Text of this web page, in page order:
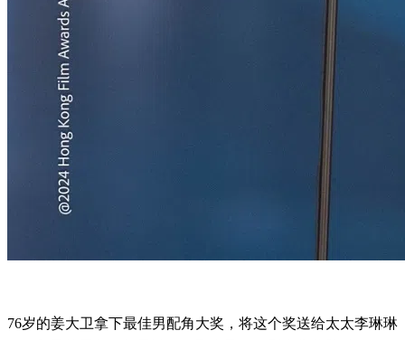
76岁的姜大卫拿下最佳男配角大奖，将这个奖送给太太李琳琳